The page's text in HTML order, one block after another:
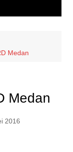
Medan
Medan
2016